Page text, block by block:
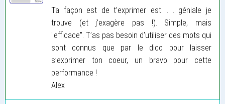
Ta façon est de t’exprimer est. . . géniale je
trouve (et j’exagère pas !). Simple, mais
"efficace". T’as pas besoin d’utiliser des mots qui
sont connus que par le dico pour laisser
s’exprimer ton coeur, un bravo pour cette
performance !
Alex